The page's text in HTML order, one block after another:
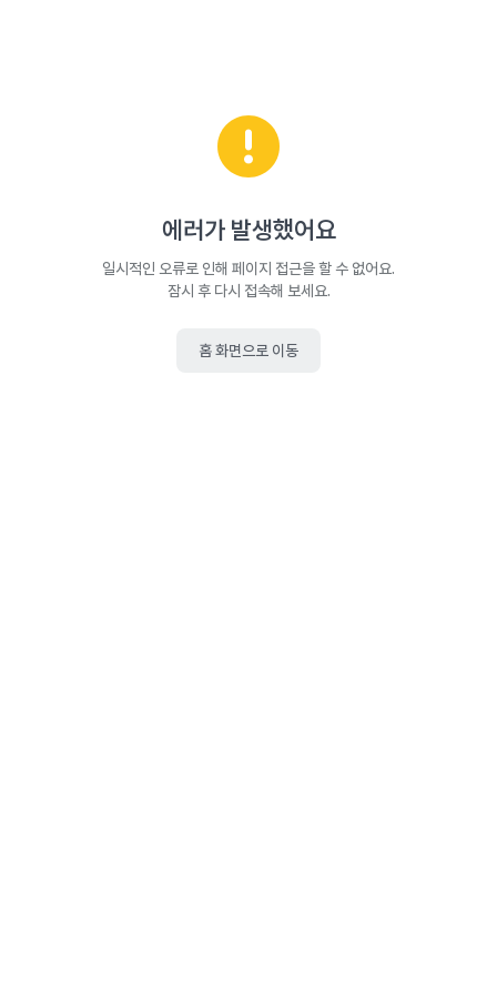
에러가 발생했어요
일시적인 오류로 인해 페이지 접근을 할 수 없어요.
잠시 후 다시 접속해 보세요.
홈 화면으로 이동